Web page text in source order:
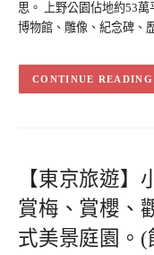
思。 上野公園佔地約53
博物館、雕像、紀念碑、
CONTINUE READING
【東京旅遊】
賞梅、賞櫻、
式美景庭園。